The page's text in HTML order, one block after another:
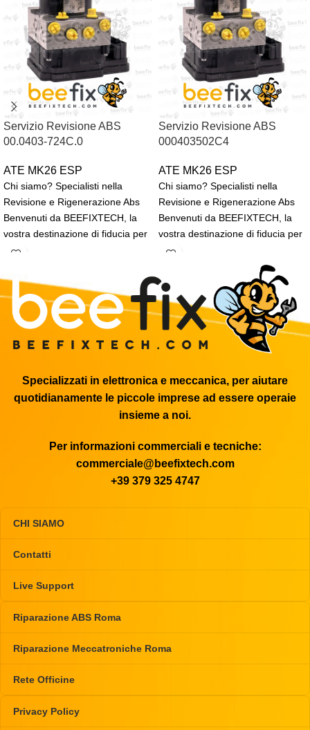
Servizio Revisione ABS
00.0403-724C.0
ATE MK26 ESP
Chi siamo? Specialisti nella
Revisione e Rigenerazione Abs
Benvenuti da BEEFIXTECH, la
vostra destinazione di fiducia per
la rigenerazione, revisione
Servizio Revisione ABS
000403502C4
ATE MK26 ESP
Chi siamo? Specialisti nella
Revisione e Rigenerazione Abs
Benvenuti da BEEFIXTECH, la
vostra destinazione di fiducia per
la rigenerazione, revisione
Specializzati in elettronica e meccanica, per aiutare
quotidianamente le piccole imprese ad essere operaie
insieme a noi.
Per informazioni commerciali e tecniche:
commerciale@beefixtech.com
+39 379 325 4747
CHI SIAMO
Contatti
Live Support
Riparazione ABS Roma
Riparazione Meccatroniche Roma
Rete Officine
Privacy Policy